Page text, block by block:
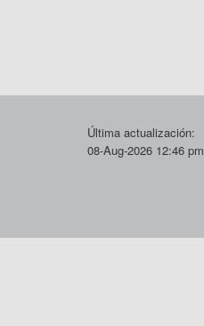
Última actualización:
08-Aug-2026 12:46 pm